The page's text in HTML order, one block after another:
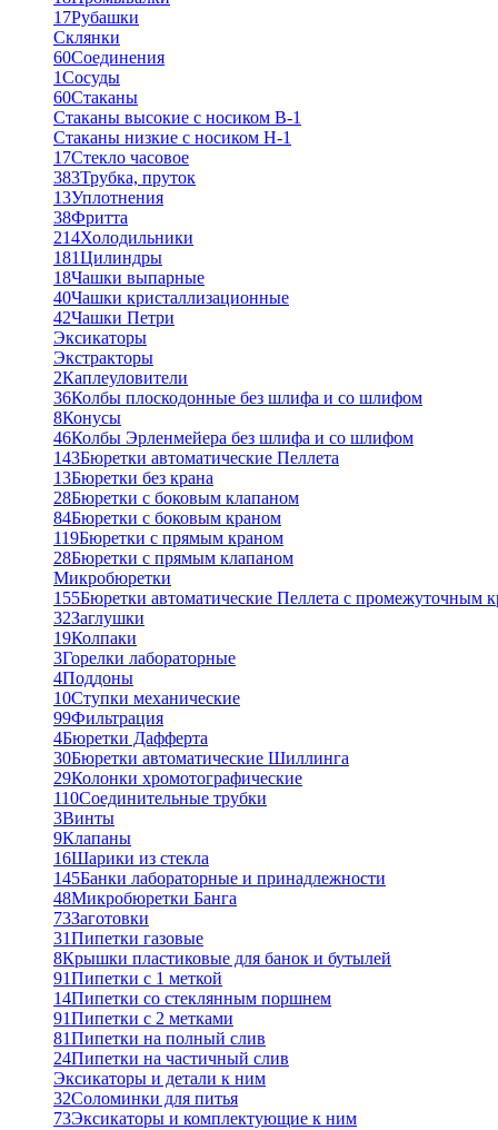
17Рубашки
Склянки
60Соединения
1Сосуды
60Стаканы
Стаканы высокие с носиком В-1
Стаканы низкие с носиком Н-1
17Стекло часовое
383Трубка, пруток
13Уплотнения
38Фритта
214Холодильники
181Цилиндры
18Чашки выпарные
40Чашки кристаллизационные
42Чашки Петри
Эксикаторы
Экстракторы
2Каплеуловители
36Колбы плоскодонные без шлифа и со шлифом
8Конусы
46Колбы Эрленмейера без шлифа и со шлифом
143Бюретки автоматические Пеллета
13Бюретки без крана
28Бюретки с боковым клапаном
84Бюретки с боковым краном
119Бюретки с прямым краном
28Бюретки с прямым клапаном
Микробюретки
155Бюретки автоматические Пеллета с промежуточным
32Заглушки
19Колпаки
3Горелки лабораторные
4Поддоны
10Ступки механические
99Фильтрация
4Бюретки Дафферта
30Бюретки автоматические Шиллинга
29Колонки хромотографические
110Соединительные трубки
3Винты
9Клапаны
16Шарики из стекла
145Банки лабораторные и принадлежности
48Микробюретки Банга
73Заготовки
31Пипетки газовые
8Крышки пластиковые для банок и бутылей
91Пипетки с 1 меткой
14Пипетки со стеклянным поршнем
91Пипетки с 2 метками
81Пипетки на полный слив
24Пипетки на частичный слив
Эксикаторы и детали к ним
32Соломинки для питья
73Эксикаторы и комплектующие к ним